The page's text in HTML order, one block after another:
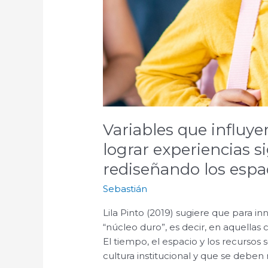
Variables que
lograr experiencias
rediseñando los
Sebastián
Lila Pinto (2019) sugiere que para
“núcleo duro”, es decir, en
El tiempo, el espacio y los recursos
cultura institucional y que se